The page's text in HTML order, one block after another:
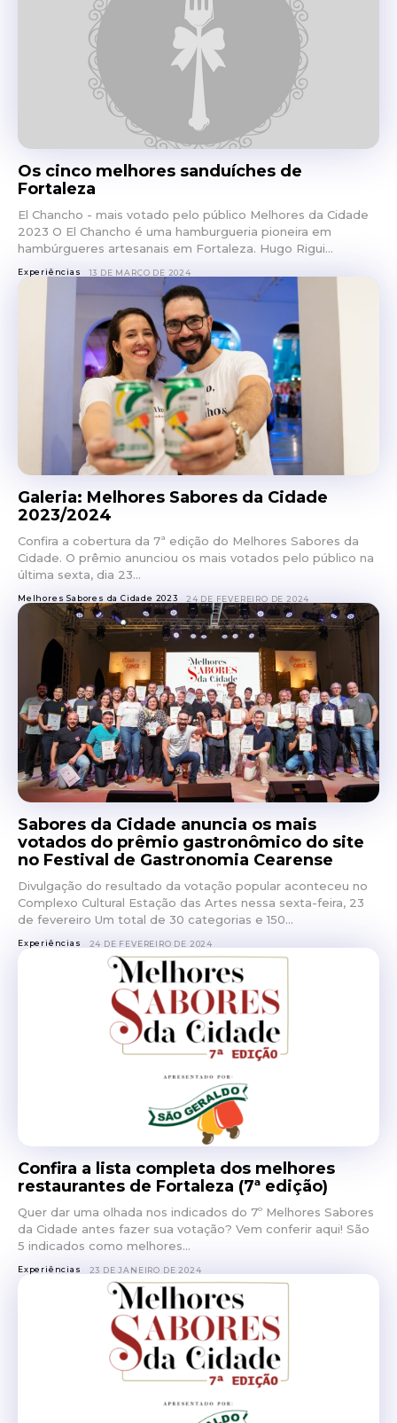
Os cinco melhores sanduíches de
Fortaleza
El Chancho - mais votado pelo público Melhores da Cidade
2023 O El Chancho é uma hamburgueria pioneira em
hambúrgueres artesanais em Fortaleza. Hugo Rigui...
Experiências 13 DE MARÇO DE 2024
Galeria: Melhores Sabores da Cidade
2023/2024
Confira a cobertura da 7ª edição do Melhores Sabores da
Cidade. O prêmio anunciou os mais votados pelo público na
última sexta, dia 23...
Melhores Sabores da Cidade 2023 24 DE FEVEREIRO DE 2024
Sabores da Cidade anuncia os mais
votados do prêmio gastronômico do site
no Festival de Gastronomia Cearense
Divulgação do resultado da votação popular aconteceu no
Complexo Cultural Estação das Artes nessa sexta-feira, 23
de fevereiro Um total de 30 categorias e 150...
Experiências 24 DE FEVEREIRO DE 2024
Confira a lista completa dos melhores
restaurantes de Fortaleza (7ª edição)
Quer dar uma olhada nos indicados do 7º Melhores Sabores
da Cidade antes fazer sua votação? Vem conferir aqui! São
5 indicados como melhores...
Experiências 23 DE JANEIRO DE 2024